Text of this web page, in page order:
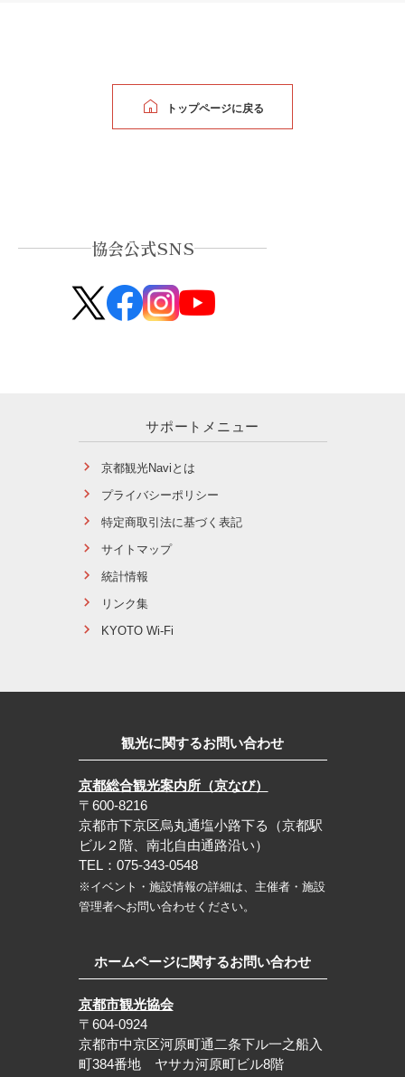
トップページに戻る
協会公式SNS
サポートメニュー
京都観光Naviとは
プライバシーポリシー
特定商取引法に基づく表記
サイトマップ
統計情報
リンク集
KYOTO Wi-Fi
観光に関するお問い合わせ
京都総合観光案内所（京なび）
〒600-8216
京都市下京区烏丸通塩小路下る（京都駅
ビル２階、南北自由通路沿い）
TEL：075-343-0548
※イベント・施設情報の詳細は、主催者・施設
管理者へお問い合わせください。
ホームページに関するお問い合わせ
京都市観光協会
〒604-0924
京都市中京区河原町通二条下ル一之船入
町384番地 ヤサカ河原町ビル8階